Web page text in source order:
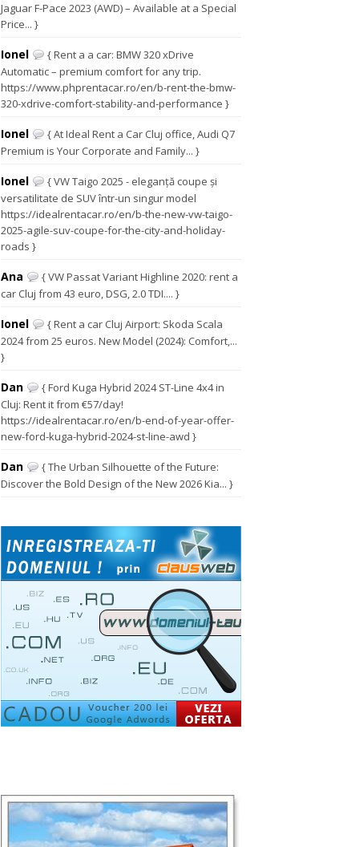
Jaguar F-Pace 2023 (AWD) – Available at a Special
Price... }
Ionel
{ Rent a a car: BMW 320 xDrive
Automatic – premium comfort for any trip.
https://www.phprentacar.ro/en/b-rent-the-bmw-
320-xdrive-comfort-stability-and-performance }
Ionel
{ At Ideal Rent a Car Cluj office, Audi Q7
Premium is Your Corporate and Family... }
Ionel
{ VW Taigo 2025 - eleganță coupe și
versatilitate de SUV într-un singur model
https://idealrentacar.ro/en/b-the-new-vw-taigo-
2025-agile-suv-coupe-for-the-city-and-holiday-
roads }
Ana
{ VW Passat Variant Highline 2020: rent a
car Cluj from 43 euro, DSG, 2.0 TDI.... }
Ionel
{ Rent a car Cluj Airport: Skoda Scala
2024 from 25 euros. New Model (2024): Comfort,...
}
Dan
{ Ford Kuga Hybrid 2024 ST-Line 4x4 in
Cluj: Rent it from €57/day!
https://idealrentacar.ro/en/b-end-of-year-offer-
new-ford-kuga-hybrid-2024-st-line-awd }
Dan
{ The Urban Silhouette of the Future:
Discover the Bold Design of the New 2026 Kia... }